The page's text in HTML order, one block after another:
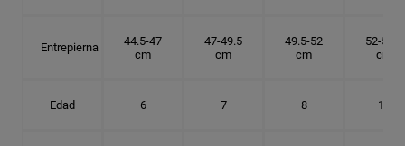
Entrepierna
44.5-47
cm
47-49.5
cm
49.5-52
cm
52-54.6
cm
Edad 6 7 8 10